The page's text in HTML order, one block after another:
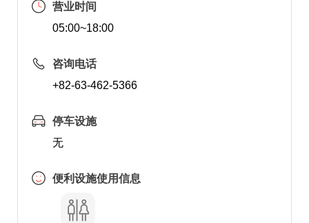
营业时间
05:00~18:00
咨询电话
+82-63-462-5366
停车设施
无
便利设施使用信息